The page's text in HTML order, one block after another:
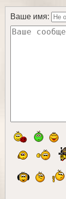
Ваше имя: